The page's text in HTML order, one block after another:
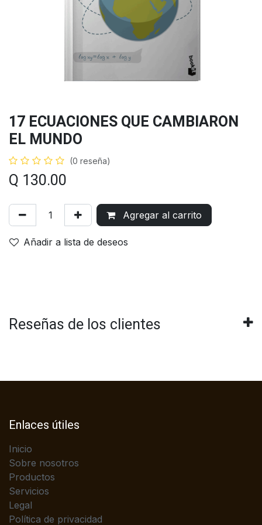
17 ECUACIONES QUE CAMBIARON
EL MUNDO
(0 reseña)
Q 130.00
Agregar al carrito
Añadir a lista de deseos
Reseñas de los clientes
Enlaces útiles
Inicio
Sobre nosotros
Productos
Servicios
Legal
Política de privacidad